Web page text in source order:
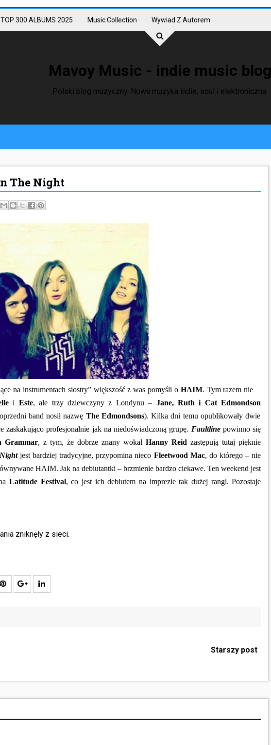
TOP 300 ALBUMS 2025 Music Collection Wywiad Z Autorem
Mavoy Music - indie music blog
Polski blog muzyczny. Nowa muzyka indie, soul i elektroniczna.
The Night
na instrumentach siostry” większość z was pomyśli o HAIM. Tym razem nie
i Este, ale trzy dziewczyny z Londynu – Jane, Ruth i Cat Edmondson
band nosił nazwę The Edmondsons). Kilka dni temu opublikowały dwie
profesjonalnie jak na niedoświadczoną grupę. Faultlinepowinno się
Grammar, z tym, że dobrze znany wokalHanny Reid zastępują tutaj pięknie
jest bardziej tradycyjne, przypomina nieco Fleetwood Mac, do którego – nie
HAIM. Jak na debiutantki – brzmienie bardzo ciekawe. Ten weekend jest
Latitude Festival, co jest ich debiutem na imprezie tak dużej rangi. Pozostaje
zniknęły z sieci.
Starszy post